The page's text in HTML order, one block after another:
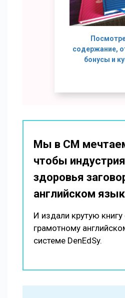
содержание,
бонусы и
Мы в СМ
чтобы
здоровья
английском
И издали крутую книгу
грамотному
системе DenEdSy.